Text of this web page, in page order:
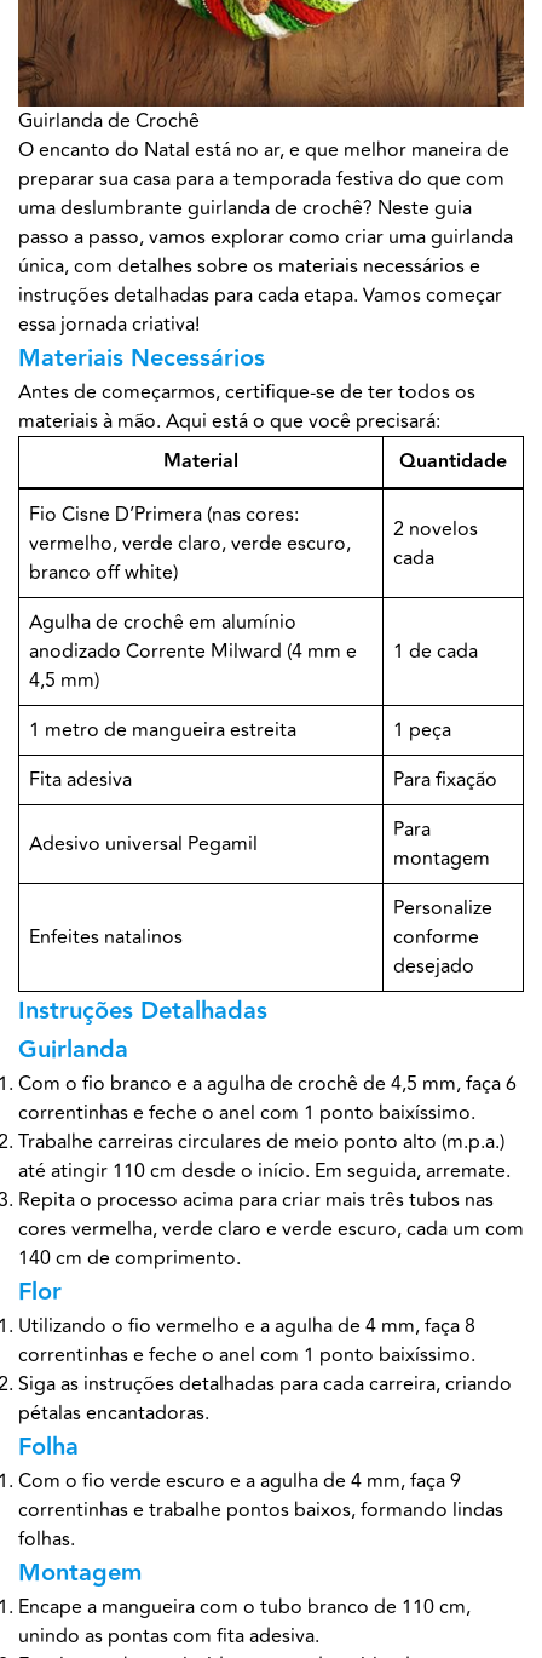
Guirlanda de Crochê
O encanto do Natal está no ar, e que melhor maneira de
preparar sua casa para a temporada festiva do que com
uma deslumbrante guirlanda de crochê? Neste guia
passo a passo, vamos explorar como criar uma guirlanda
única, com detalhes sobre os materiais necessários e
instruções detalhadas para cada etapa. Vamos começar
essa jornada criativa!
Materiais Necessários
Antes de começarmos, certifique-se de ter todos os
materiais à mão. Aqui está o que você precisará:
Material Quantidade
Fio Cisne D’Primera (nas cores:
vermelho, verde claro, verde escuro,
branco off white)
2 novelos
cada
Agulha de crochê em alumínio
anodizado Corrente Milward (4 mm e
4,5 mm)
1 de cada
1 metro de mangueira estreita
1 peça
Fita adesiva
Para fixação
Adesivo universal Pegamil
Para
montagem
Enfeites natalinos
Personalize
conforme
desejado
Instruções Detalhadas
Guirlanda
Com o fio branco e a agulha de crochê de 4,5 mm, faça 6
correntinhas e feche o anel com 1 ponto baixíssimo.
Trabalhe carreiras circulares de meio ponto alto (m.p.a.)
até atingir 110 cm desde o início. Em seguida, arremate.
Repita o processo acima para criar mais três tubos nas
cores vermelha, verde claro e verde escuro, cada um com
140 cm de comprimento.
Flor
Utilizando o fio vermelho e a agulha de 4 mm, faça 8
correntinhas e feche o anel com 1 ponto baixíssimo.
Siga as instruções detalhadas para cada carreira, criando
pétalas encantadoras.
Folha
Com o fio verde escuro e a agulha de 4 mm, faça 9
correntinhas e trabalhe pontos baixos, formando lindas
folhas.
Montagem
Encape a mangueira com o tubo branco de 110 cm,
unindo as pontas com fita adesiva.